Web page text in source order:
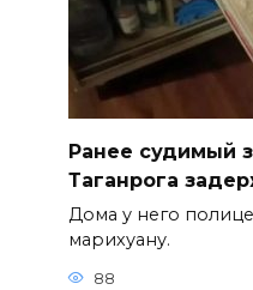
Ранее судимый
Таганрога
Дома у него
марихуану.
88